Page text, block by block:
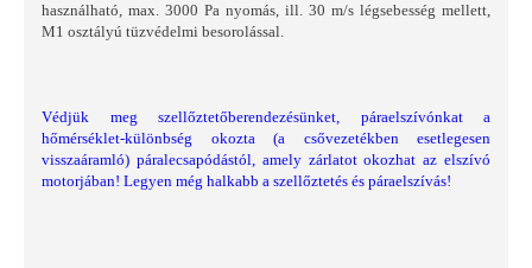
használható, max. 3000 Pa nyomás, ill. 30 m/s légsebesség mellett,
M1 osztályú tüzvédelmi besorolással.
Védjük meg szellőztetőberendezésünket, páraelszívónkat a
hőmérséklet-különbség okozta (a csővezetékben esetlegesen
visszaáramló) páralecsapódástól, amely zárlatot okozhat az elszívó
motorjában! Legyen még halkabb a szellőztetés és páraelszívás!